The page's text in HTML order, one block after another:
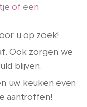
of een
u op zoek!
Ook zorgen we
blijven.
uw keuken even
aantroffen!